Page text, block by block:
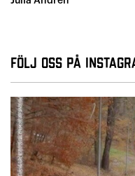
Följ oss på